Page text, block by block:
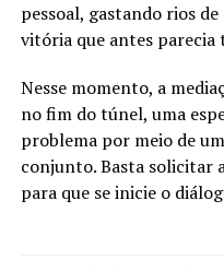
pessoal, gastando rios
vitória que antes parecia
Nesse momento, a
no fim do túnel, uma
problema por meio de
conjunto. Basta solicitar
para que se inicie o